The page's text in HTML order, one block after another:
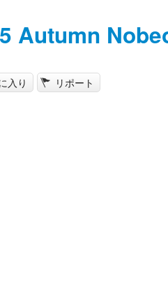
Autumn
入り リポート